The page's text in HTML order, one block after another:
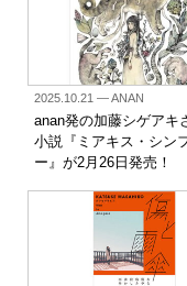
2025.10.21— ANAN
anan発の加藤シゲアキ
小説『ミアキス・シン
ー』が2月26日発売！